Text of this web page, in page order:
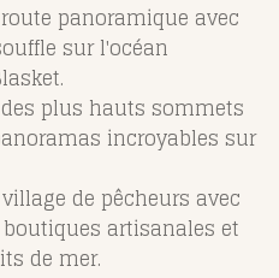
panoramique avec
sur l'océan
plus hauts sommets
incroyables sur
de pêcheurs avec
artisanales et
de mer.